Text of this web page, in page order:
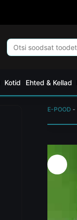
Kotid Ehted & Kellad
E-POOD -